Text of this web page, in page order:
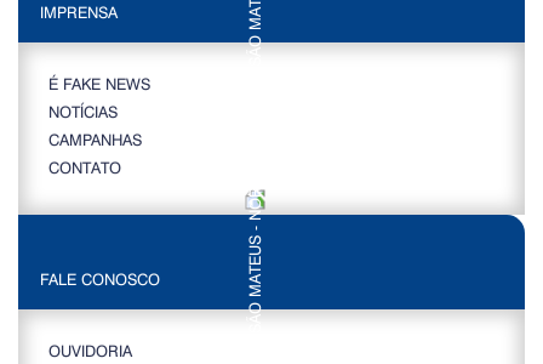
IMPRENSA
É FAKE NEWS
NOTÍCIAS
CAMPANHAS
CONTATO
FALE CONOSCO
OUVIDORIA